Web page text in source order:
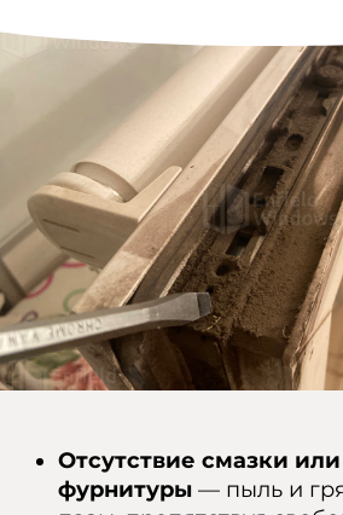
Отсутствие смазки
фурнитуры — пыль и